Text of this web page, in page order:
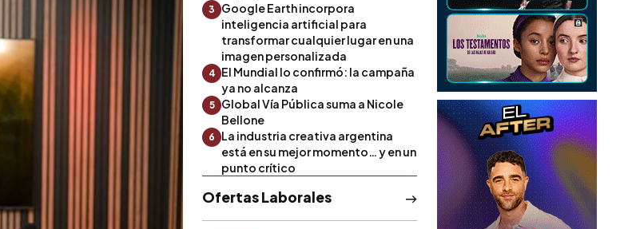
3
Google Earth incorpora
inteligencia artificial para
transformar cualquier lugar en una
imagen personalizada
4 El Mundial lo confirmó: la campaña
ya no alcanza
5
Global Vía Pública suma a Nicole
Bellone
6
La industria creativa argentina
está en su mejor momento… y en un
punto crítico
Ofertas Laborales